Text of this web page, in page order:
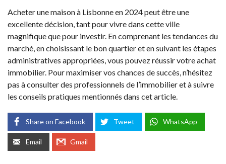
Acheter une maison à Lisbonneen 2024 peut être une
excellente décision, tant pour vivre dans cette ville
magnifique que pour investir. En comprenant les tendances du
marché, en choisissant le bon quartier et en suivant les étapes
administratives appropriées, vous pouvez réussir votre achat
immobilier. Pour maximiser vos chances de succès, n’hésitez
pas à consulter des professionnels de l’immobilier et à suivre
les conseils pratiques mentionnés dans cet article.
Share on Facebook Tweet WhatsApp
Email Gmail